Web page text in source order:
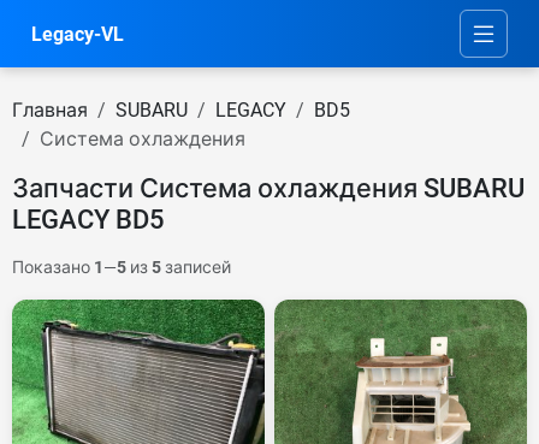
Legacy-VL
Главная SUBARU LEGACY
BD5
Система охлаждения
Запчасти Система охлаждения SUBARU
LEGACY BD5
Показано 1—5 из5записей